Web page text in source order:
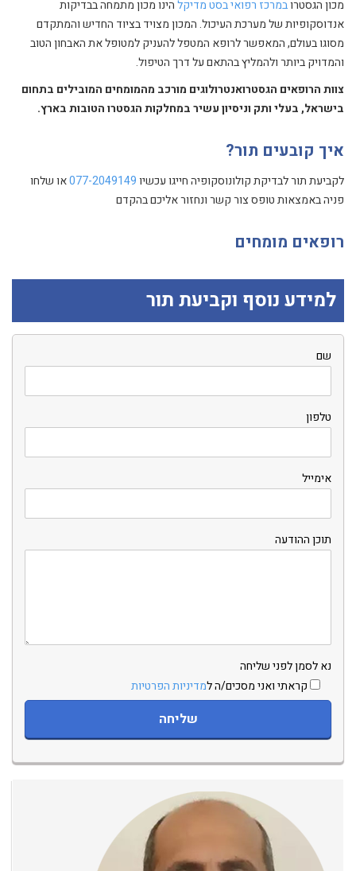
מכון הגסטרובמרכז רפואי בסט מדיקלהינו מכון מתמחה בבדיקות
אנדוסקופיות של מערכת העיכול. המכון מצויד בציוד החדיש והמתקדם
מסוגו בעולם, המאפשר לרופא המטפל להעניק למטופל את האבחון הטוב
והמדויק ביותר ולהמליץ בהתאם על דרך הטיפול.
צוות הרופאים הגסטרואנטרולוגים מורכב מהמומחים המובילים בתחום
בישראל, בעלי ותק וניסיון עשיר במחלקות הגסטרו הטובות בארץ.
איך קובעים תור?
לקביעת תור לבדיקת קולונוסקופיה חייגו עכשיו077-2049149או שלחו
פניה באמצאות טופס צור קשר ונחזור אליכם בהקדם
רופאים מומחים
למידע נוסף וקביעת תור
שם
טלפון
אימייל
תוכן ההודעה
נא לסמן לפני שליחה
קראתי ואני מסכים/ה למדיניות הפרטיות